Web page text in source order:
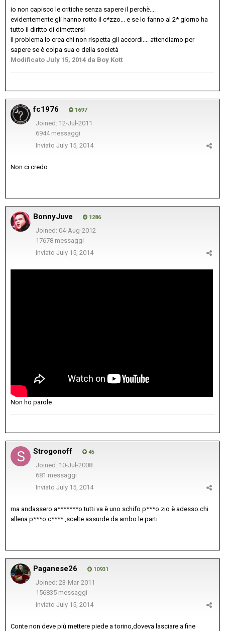
io non capisco le critiche senza sapere il perchè....
evidentemente gli hanno rotto il c*zzo... e se lo fanno al 2* giorno ha
tutto il diritto di dimettersi
il problema lo crea chi non rispetta gli accordi.... attendiamo per
sapere se è colpa sua o della società
Modificato July 15, 2014 da Boy Kott
fc1976 1697
Joined: 12-Jul-2011
6944 messaggi
Inviato July 15, 2014
Non ci credo
BonnyJuve 1286
Joined: 04-Aug-2012
17678 messaggi
Inviato July 15, 2014
Non ho parole
Strogonoff 45
Joined: 10-Jul-2008
681 messaggi
Inviato July 15, 2014
ma andassero a*******o tutti va è uno schifo p***o zio è adesso chi
allena p***o c**** ,scelte assurde da ambo le parti
Paganese26 10931
Joined: 23-Mar-2011
156835 messaggi
Inviato July 15, 2014
Conte non deve più mettere piede a torino,doveva lasciare a fine